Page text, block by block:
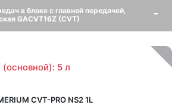
в блоке с главной передачей,
GACVT16Z (CVT)
5 л
CVT-PRO NS2 1L